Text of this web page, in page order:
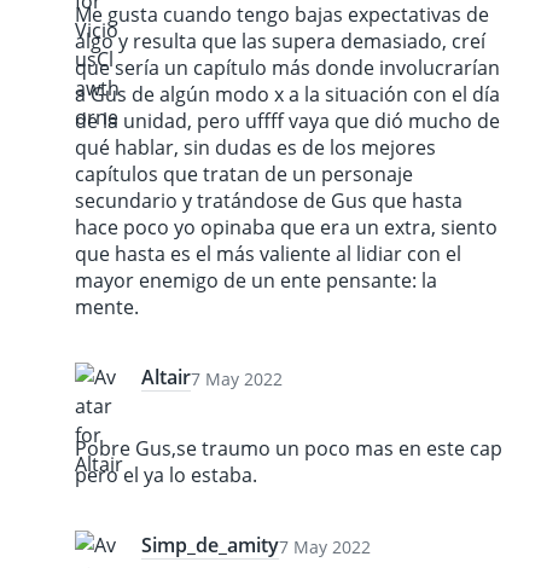
Me gusta cuando tengo bajas expectativas de
algo y resulta que las supera demasiado, creí
que sería un capítulo más donde involucrarían
a Gus de algún modo x a la situación con el día
de la unidad, pero uffff vaya que dió mucho de
qué hablar, sin dudas es de los mejores
capítulos que tratan de un personaje
secundario y tratándose de Gus que hasta
hace poco yo opinaba que era un extra, siento
que hasta es el más valiente al lidiar con el
mayor enemigo de un ente pensante: la
mente.
Altair7 May 2022
Pobre Gus,se traumo un poco mas en este cap
pero el ya lo estaba.
Simp_de_amity7 May 2022